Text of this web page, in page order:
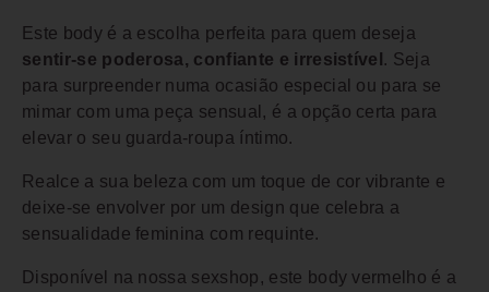
Este body é a escolha perfeita para quem deseja
sentir-se poderosa, confiante e irresistível . Seja
para surpreender numa ocasião especial ou para se
mimar com uma peça sensual, é a opção certa para
elevar o seu guarda-roupa íntimo.
Realce a sua beleza com um toque de cor vibrante e
deixe-se envolver por um design que celebra a
sensualidade feminina com requinte.
Disponível na nossa sexshop, este body vermelho é a